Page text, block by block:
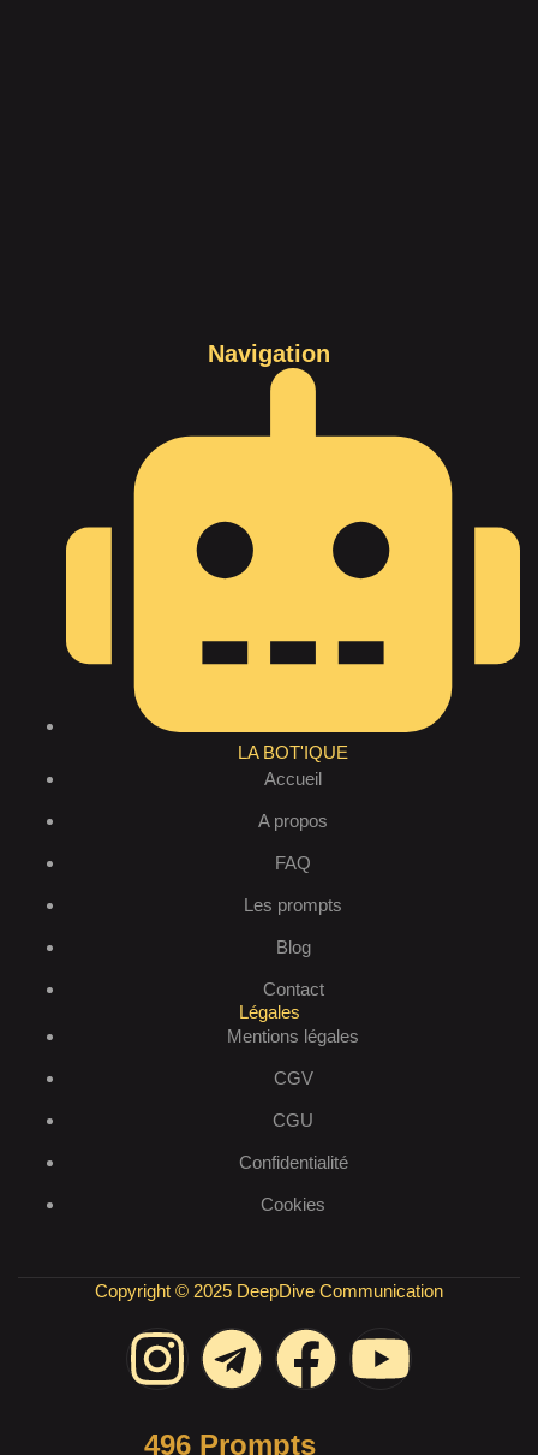
Navigation
LA BOT'IQUE
Accueil
A propos
FAQ
Les prompts
Blog
Contact
Légales
Mentions légales
CGV
CGU
Confidentialité
Cookies
Copyright © 2025 DeepDive Communication
496 Prompts